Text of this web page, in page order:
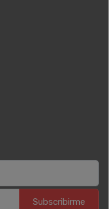
Subscribirme